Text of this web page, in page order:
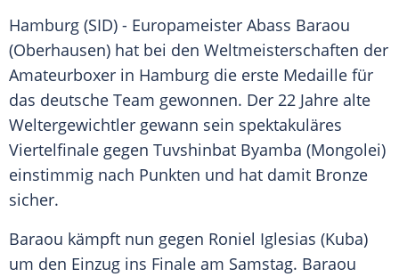
Hamburg (SID) - Europameister Abass Baraou
(Oberhausen) hat bei den Weltmeisterschaften der
Amateurboxer in Hamburg die erste Medaille für
das deutsche Team gewonnen. Der 22 Jahre alte
Weltergewichtler gewann sein spektakuläres
Viertelfinale gegen Tuvshinbat Byamba (Mongolei)
einstimmig nach Punkten und hat damit Bronze
sicher.
Baraou kämpft nun gegen Roniel Iglesias (Kuba)
um den Einzug ins Finale am Samstag. Baraou